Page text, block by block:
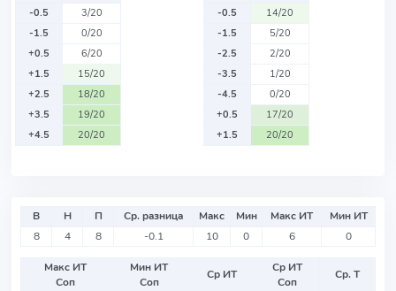
-0.5
3/20
-1.5
0/20
+0.5
6/20
+1.5
15/20
+2.5
18/20
+3.5
19/20
+4.5
20/20
-0.5
14/20
-1.5
5/20
-2.5
2/20
-3.5
1/20
-4.5
0/20
+0.5
17/20
+1.5
20/20
В Н П Ср. разница Макс Мин Макс ИТ
Мин ИТ
8
4 8 -0.1 10 0 6 0
Макс ИТ
Соп
Мин ИТ
Соп
Ср ИТ
Ср ИТ
Соп
Ср. Т